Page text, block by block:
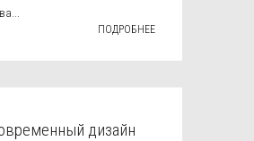
ПОДРОБНЕЕ
дизайн